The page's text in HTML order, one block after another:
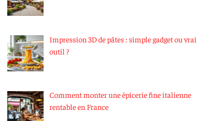
Impression 3D de pâtes : simple gadget ou vrai
outil ?
Comment monter une épicerie fine italienne
rentable en France